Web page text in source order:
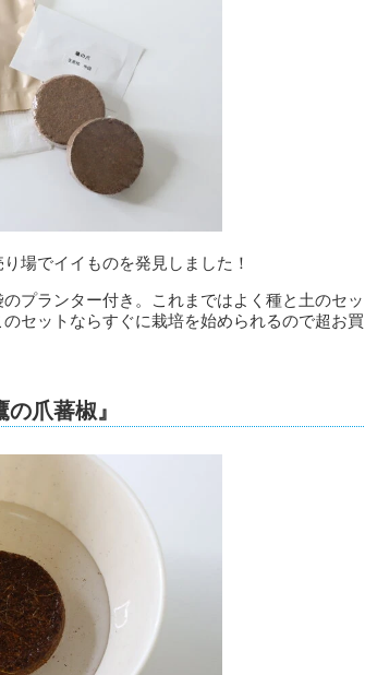
場でイイものを発見しました！
プランター付き。これまではよく種と土のセッ
セットならすぐに栽培を始められるので超お買
爪蕃椒』